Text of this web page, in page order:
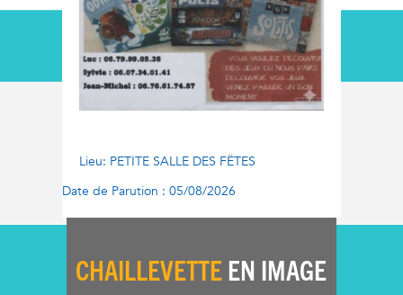
Lieu: PETITE SALLE DES FËTES
Date de Parution : 05/08/2026
CHAILLEVETTE EN IMAGE